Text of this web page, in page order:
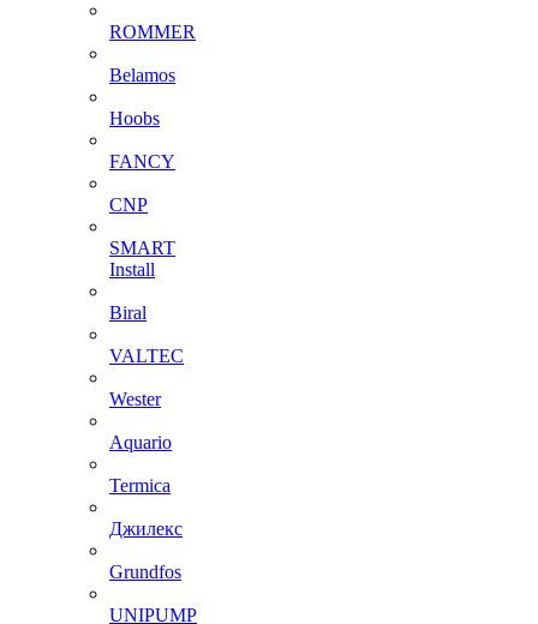
ROMMER
Belamos
Hoobs
FANCY
CNP
SMART
Install
Biral
VALTEC
Wester
Aquario
Termica
Джилекс
Grundfos
UNIPUMP